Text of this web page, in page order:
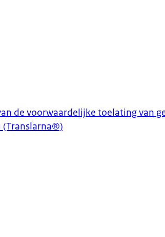
de voorwaardelijke toelating van
(Translarna®)